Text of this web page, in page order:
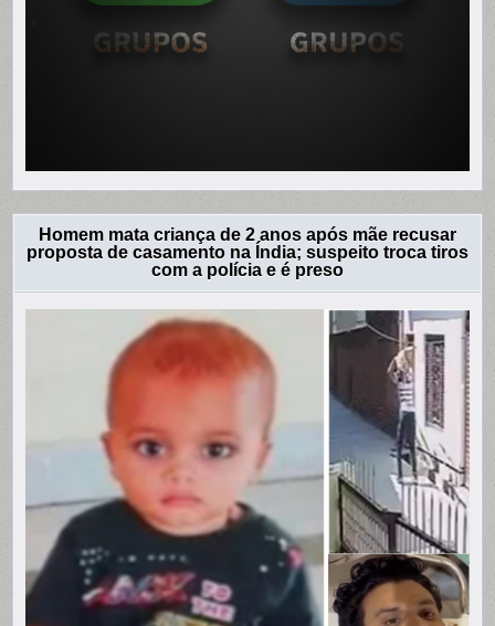
Homem mata criança de 2 anos após mãe recusar
proposta de casamento na Índia; suspeito troca tiros
com a polícia e é preso